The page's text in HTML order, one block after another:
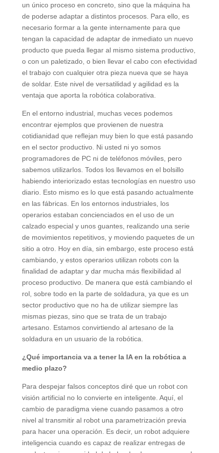
un único proceso en concreto, sino que la máquina ha
de poderse adaptar a distintos procesos. Para ello, es
necesario formar a la gente internamente para que
tengan la capacidad de adaptar de inmediato un nuevo
producto que pueda llegar al mismo sistema productivo,
o con un paletizado, o bien llevar el cabo con efectividad
el trabajo con cualquier otra pieza nueva que se haya
de soldar. Este nivel de versatilidad y agilidad es la
ventaja que aporta la robótica colaborativa.
En el entorno industrial, muchas veces podemos
encontrar ejemplos que provienen de nuestra
cotidianidad que reflejan muy bien lo que está pasando
en el sector productivo. Ni usted ni yo somos
programadores de PC ni de teléfonos móviles, pero
sabemos utilizarlos. Todos los llevamos en el bolsillo
habiendo interiorizado estas tecnologías en nuestro uso
diario. Esto mismo es lo que está pasando actualmente
en las fábricas. En los entornos industriales, los
operarios estaban concienciados en el uso de un
calzado especial y unos guantes, realizando una serie
de movimientos repetitivos, y moviendo paquetes de un
sitio a otro. Hoy en día, sin embargo, este proceso está
cambiando, y estos operarios utilizan robots con la
finalidad de adaptar y dar mucha más flexibilidad al
proceso productivo. De manera que está cambiando el
rol, sobre todo en la parte de soldadura, ya que es un
sector productivo que no ha de utilizar siempre las
mismas piezas, sino que se trata de un trabajo
artesano. Estamos convirtiendo al artesano de la
soldadura en un usuario de la robótica.
¿Qué importancia va a tener la IA en la robótica a
medio plazo?
Para despejar falsos conceptos diré que un robot con
visión artificial no lo convierte en inteligente. Aquí, el
cambio de paradigma viene cuando pasamos a otro
nivel al transmitir al robot una parametrización previa
para hacer una operación. Es decir, un robot adquiere
inteligencia cuando es capaz de realizar entregas de